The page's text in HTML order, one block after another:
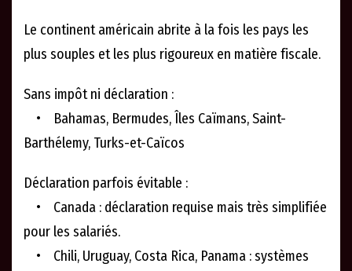
Le continent américain abrite à la fois les pays les
plus souples et les plus rigoureux en matière fiscale.
Sans impôt ni déclaration :
• Bahamas, Bermudes, Îles Caïmans, Saint-
Barthélemy, Turks-et-Caïcos
Déclaration parfois évitable :
• Canada : déclaration requise mais très simplifiée
pour les salariés.
• Chili, Uruguay, Costa Rica, Panama : systèmes